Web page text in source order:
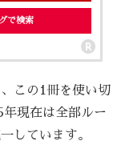
で検索
この1冊を使い切
現在は全部ルー
しています。